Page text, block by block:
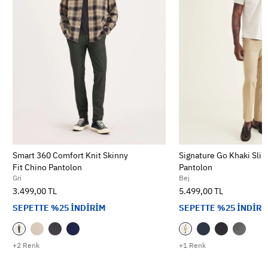
+2 Renk
Smart 360 Comfort Knit Skinny
Fit Chino Pantolon
Gri
3.499,00 TL
SEPETTE %25 İNDİRİM
+1 Renk
Signature Go Khaki
Pantolon
Bej
5.499,00 TL
SEPETTE %25